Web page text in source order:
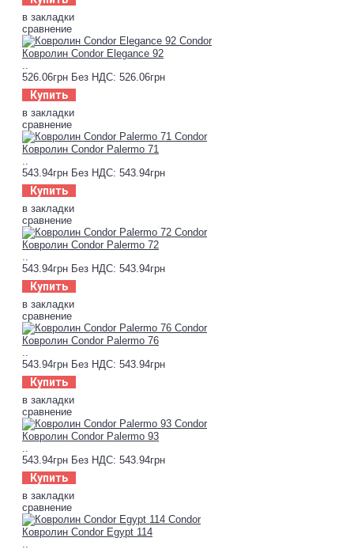
в закладки
сравнение
Ковролин Condor Elegance 92
526.06грн Без НДС: 526.06грн
Купить
в закладки
сравнение
Ковролин Condor Palermo 71
543.94грн Без НДС: 543.94грн
Купить
в закладки
сравнение
Ковролин Condor Palermo 72
543.94грн Без НДС: 543.94грн
Купить
в закладки
сравнение
Ковролин Condor Palermo 76
543.94грн Без НДС: 543.94грн
Купить
в закладки
сравнение
Ковролин Condor Palermo 93
543.94грн Без НДС: 543.94грн
Купить
в закладки
сравнение
Ковролин Condor Egypt 114